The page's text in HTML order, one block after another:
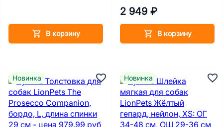
В корзину
2 949 ₽
В корзину
Новинка Новинка